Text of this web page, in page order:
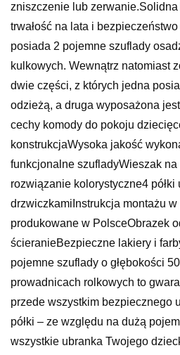
zniszczenie lub
trwałość na lata i
posiada 2 pojemne szuflady
kulkowych. Wewnątrz natomiast
dwie części, z których jedna
odzieżą, a druga wyposażona
cechy komody do pokoju
konstrukcjaWysoka jakość
funkcjonalne szufladyWieszak
rozwiązanie kolorystyczne4 półki
drzwiczkamiInstrukcja montażu w
produkowane w PolsceObrazek
ścieranieBezpieczne lakiery i
pojemne szuflady o głębokości
prowadnicach rolkowych to
przede wszystkim bezpiecznego
półki – ze względu na dużą
wszystkie ubranka Twojego